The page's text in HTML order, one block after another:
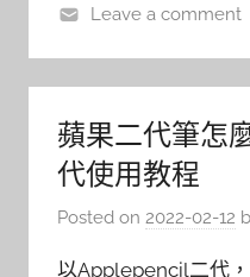
Leave a comment
蘋果二代筆怎
代使用教程
Posted on 2022-02-12
以Applepencil二代